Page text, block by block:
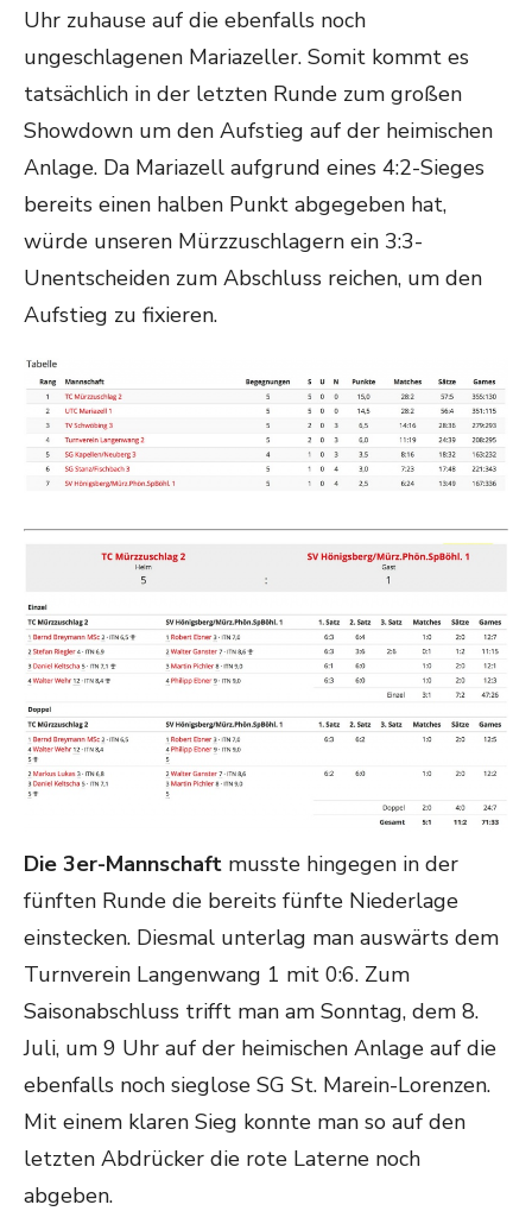
Uhr zuhause auf die ebenfalls noch
ungeschlagenen Mariazeller. Somit kommt es
tatsächlich in der letzten Runde zum großen
Showdown um den Aufstieg auf der heimischen
Anlage. Da Mariazell aufgrund eines 4:2-Sieges
bereits einen halben Punkt abgegeben hat,
würde unseren Mürzzuschlagern ein 3:3-
Unentscheiden zum Abschluss reichen, um den
Aufstieg zu fixieren.
Die 3er-Mannschaft musste hingegen in der
fünften Runde die bereits fünfte Niederlage
einstecken. Diesmal unterlag man auswärts dem
Turnverein Langenwang 1 mit 0:6. Zum
Saisonabschluss trifft man am Sonntag, dem 8.
Juli, um 9 Uhr auf der heimischen Anlage auf die
ebenfalls noch sieglose SG St. Marein-Lorenzen.
Mit einem klaren Sieg konnte man so auf den
letzten Abdrücker die rote Laterne noch
abgeben.